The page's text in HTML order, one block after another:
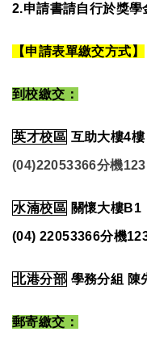
2.申請書請自行於獎
【申請表單繳交方式 】
到校繳交：
英才校區 互助大樓4
(04)22053366分機
水湳校區 關懷大樓B1
(04) 22053366分機
北港分部 學務分組 陳
郵寄繳交：